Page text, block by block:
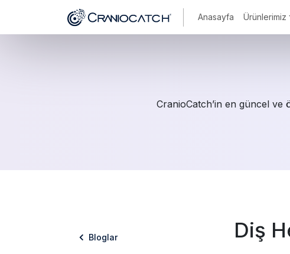
Anasayfa Ürünlerimiz
CranioCatch’in en güncel ve
Bloglar
Diş